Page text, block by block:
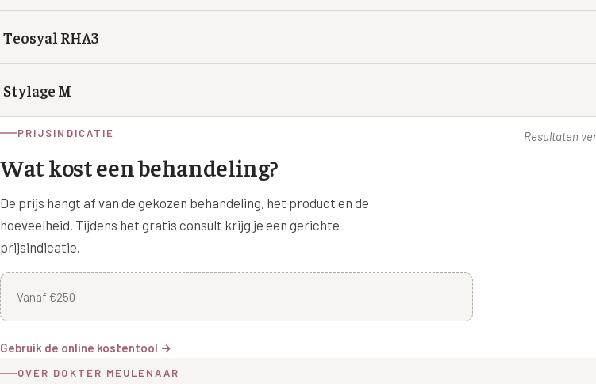
Teosyal RHA3
Stylage M
PRIJSINDICATIE
Wat kost een behandeling?
De prijs hangt af van de gekozen behandeling, het product en de
hoeveelheid. Tijdens het gratis consult krijg je een gerichte
prijsindicatie.
Vanaf €250
Gebruik de online kostentool →
Resultaten
OVER DOKTER MEULENAAR